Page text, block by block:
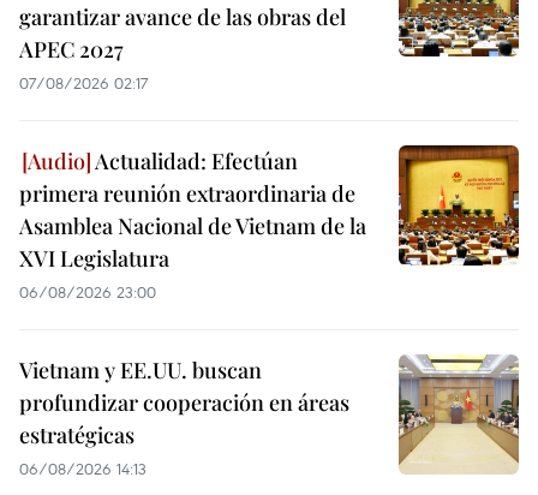
garantizar avance de las obras del
APEC 2027
07/08/2026 02:17
Actualidad: Efectúan
primera reunión extraordinaria de
Asamblea Nacional de Vietnam de la
XVI Legislatura
06/08/2026 23:00
Vietnam y EE.UU. buscan
profundizar cooperación en áreas
estratégicas
06/08/2026 14:13